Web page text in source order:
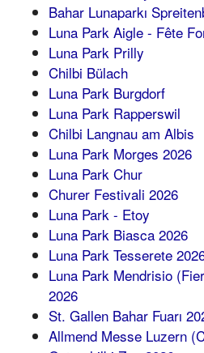
Bahar Lunaparkı
Luna Park Aigle - Fête
Luna Park Prilly
Chilbi Bülach
Luna Park Burgdorf
Luna Park Rapperswil
Chilbi Langnau am Albis
Luna Park Morges 2026
Luna Park Chur
Churer Festivali 2026
Luna Park - Etoy
Luna Park Biasca 2026
Luna Park Tesserete
Luna Park Mendrisio
2026
St. Gallen Bahar Fuarı
Allmend Messe Luzern